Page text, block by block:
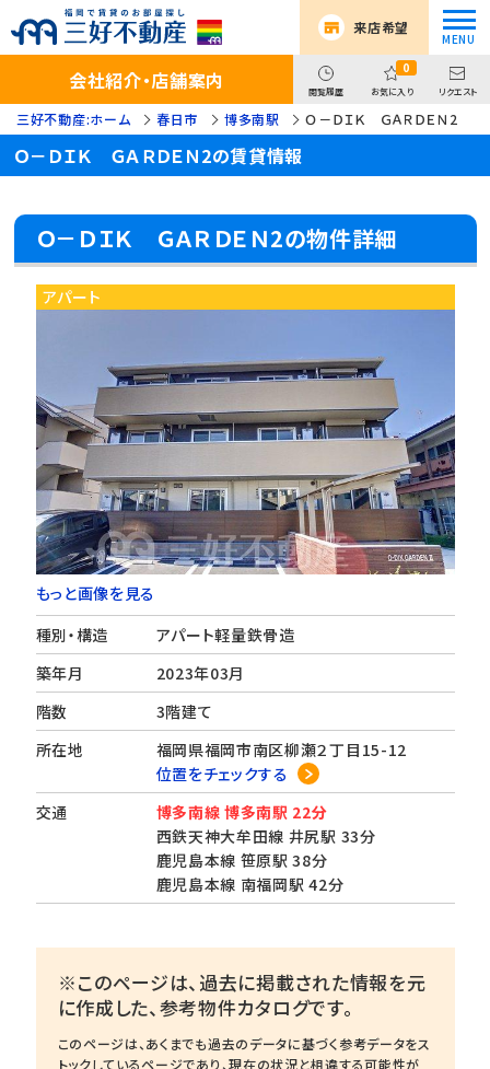
来店希望
会社紹介・店舗案内 閲覧履歴
0
お気に入り リクエスト
三好不動産:ホーム 春日市 博多南駅 Ｏ－ＤＩＫ ＧＡＲＤＥＮ2
Ｏ－ＤＩＫ ＧＡＲＤＥＮ2の賃貸情報
Ｏ－ＤＩＫ ＧＡＲＤＥＮ2の物件詳細
アパート
もっと画像を見る
種別・構造
アパート軽量鉄骨造
築年月
2023年03月
階数
3階建て
所在地
福岡県福岡市南区柳瀬２丁目15-12
位置をチェックする
交通
博多南線 博多南駅 22分
西鉄天神大牟田線 井尻駅 33分
鹿児島本線 笹原駅 38分
鹿児島本線 南福岡駅 42分
※このページは、過去に掲載された情報を元
に作成した、参考物件カタログです。
このページは、あくまでも過去のデータに基づく参考データをス
トックしているページであり、現在の状況と相違する可能性が